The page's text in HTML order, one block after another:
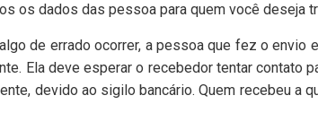
os dados das pessoa para quem você deseja
de errado ocorrer, a pessoa que fez o envio
Ela deve esperar o recebedor tentar contato
devido ao sigilo bancário. Quem recebeu a